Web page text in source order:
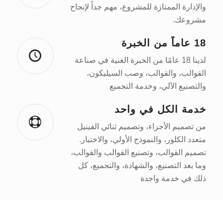
والإدارة الممتازة للمشروع، مهم جداً لإنجاح
مشروعك.
18 عاماً من الخبرة
لدينا 18 عامًا من الخبرة الغنية في صناعة
القوالب، والقوالب، وصب السيليكون،
والتصنيع الآلي، وخدمة التجميع
خدمة الكل في واحد
من تصميم الأجزاء، وتصميم ثنائي الفينيل
متعدد الكلور، والنموذج الأولي، والاختبار.
تصميم القوالب، وتصنيع القوالب والقوالب،
وما بعد التصنيع، والشهادة، والتجميع، كل
ذلك في خدمة واحدة